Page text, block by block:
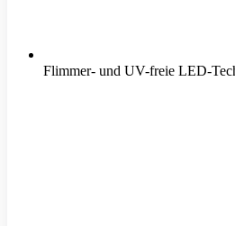
Flimmer- und UV-freie LED-